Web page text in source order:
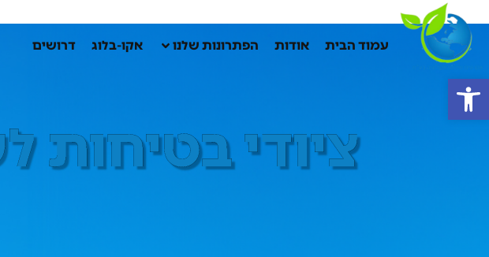
פתח סרגל נגישות
עמוד הבית אודות הפתרונות שלנו אקו-בלוג דרושים
ציודי בטיחות